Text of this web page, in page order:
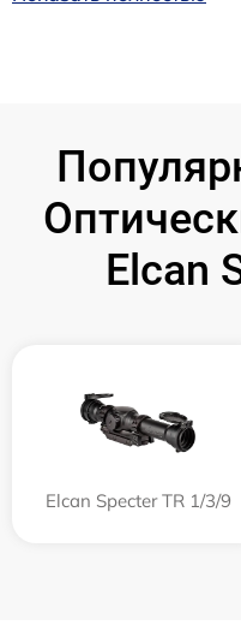
Elcan
Elcan Specter TR 1/3/9